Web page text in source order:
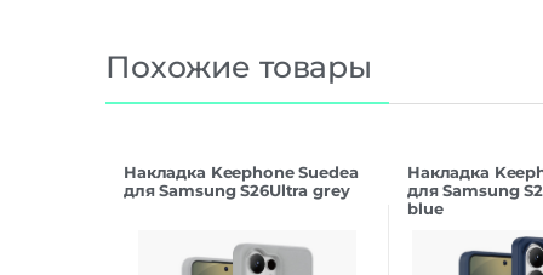
Похожие товары
Накладка Keephone Suedea
для Samsung S26Ultra grey
Накладка
для Samsung
blue